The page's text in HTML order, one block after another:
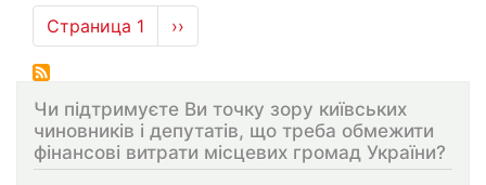
Нумерация
страниц
Страница 1
Следующая
страница
››
Чи підтримуєте Ви точку зору київських
чиновників і депутатів, що треба обмежити
фінансові витрати місцевих громад України?